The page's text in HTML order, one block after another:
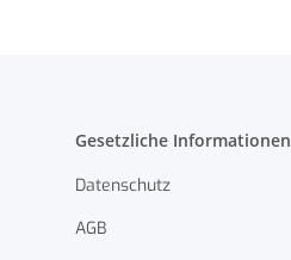
Gesetzliche Informationen
Datenschutz
AGB